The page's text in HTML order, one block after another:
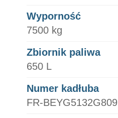
Wyporność
7500 kg
Zbiornik paliwa
650 L
Numer kadłuba
FR-BEYG5132G809